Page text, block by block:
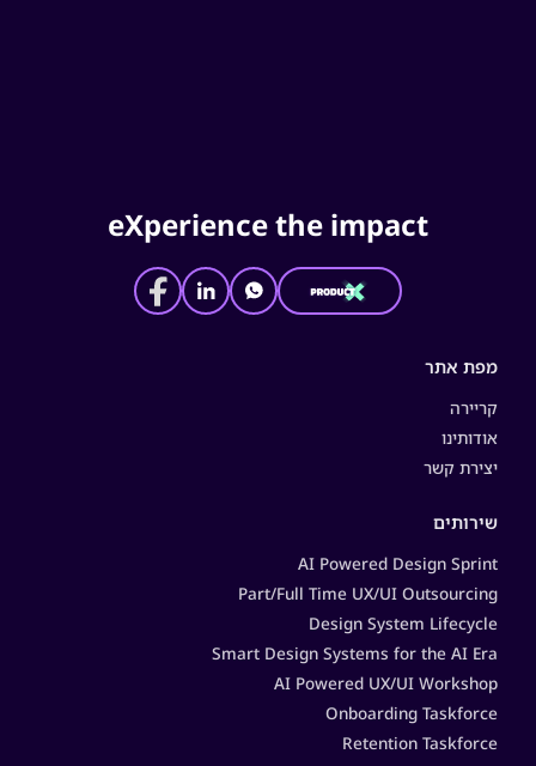
מפת אתר
קריירה
אודותינו
יצירת קשר
שירותים
AI Powered Design Sprint
Part/Full Time UX/UI Outsourcing
Design System Lifecycle
Smart Design Systems for the AI Era
AI Powered UX/UI Workshop
Onboarding Taskforce
Retention Taskforce
eXperiencethe impact